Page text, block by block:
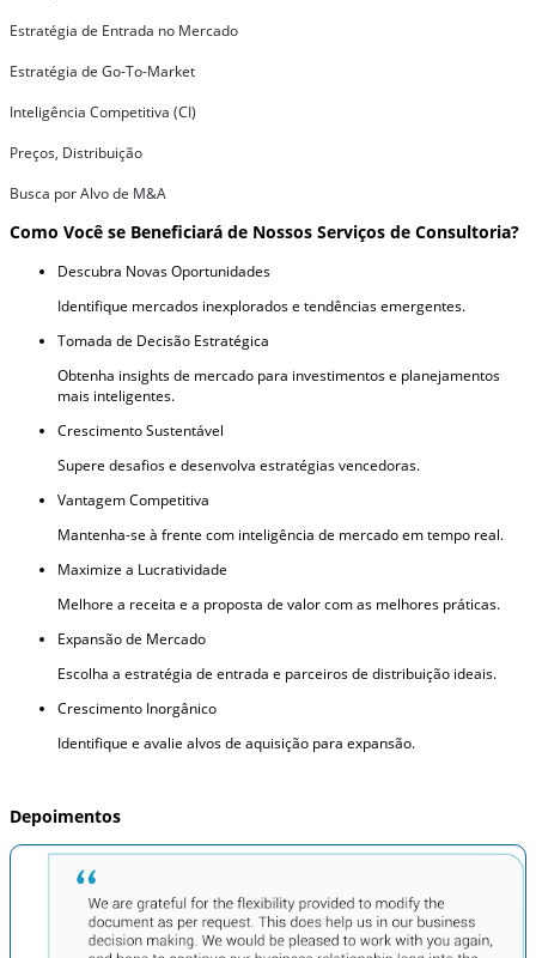
Estratégia de Entrada no Mercado
Estratégia de Go-To-Market
Inteligência Competitiva (CI)
Preços, Distribuição
Busca por Alvo de M&A
Como Você se Beneficiará de Nossos Serviços de Consultoria?
Descubra Novas Oportunidades
Identifique mercados inexplorados e tendências emergentes.
Tomada de Decisão Estratégica
Obtenha insights de mercado para investimentos e planejamentos
mais inteligentes.
Crescimento Sustentável
Supere desafios e desenvolva estratégias vencedoras.
Vantagem Competitiva
Mantenha-se à frente com inteligência de mercado em tempo real.
Maximize a Lucratividade
Melhore a receita e a proposta de valor com as melhores práticas.
Expansão de Mercado
Escolha a estratégia de entrada e parceiros de distribuição ideais.
Crescimento Inorgânico
Identifique e avalie alvos de aquisição para expansão.
Depoimentos